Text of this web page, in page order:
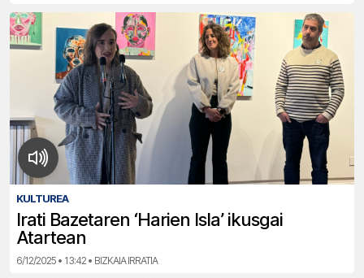
KULTUREA
Irati Bazetaren ‘Harien Isla’ ikusgai
Atartean
6/12/2025 • 13:42 • BIZKAIA IRRATIA